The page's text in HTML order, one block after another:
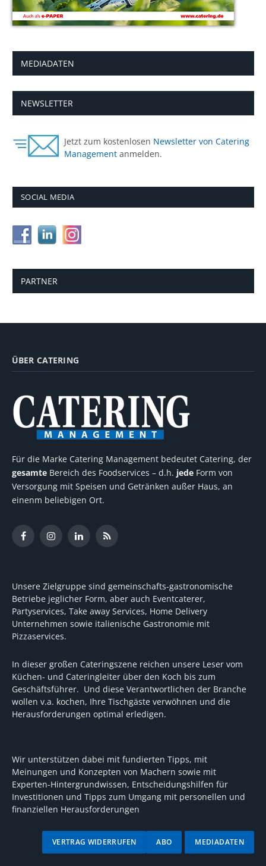
MEDIADATEN
NEWSLETTER
Jetzt zum kostenlosen Newsletter von Catering
Management anmelden.
SOCIAL MEDIA
PARTNER
ÜBER CATERING
Für die Marke Catering Management bedeutet Catering, der
gesamte Bereich des Foodservices – d.h. jede Form von
Versorgung mit Speisen und Getränken außer Haus, an
einenm beliebigen Ort.
FacebookInstagramLinkedInRSS
Unsere Zielgruppe sind gemeinschafts-gastronomische
Betriebe jeglicher Form, aber auch Eventcaterer,
Partyservices, Take away Services, Home Delivery
Unternehmen sowie italienische Gastronomie mit
Pizzaservices.
In dieser großen Cateringszene reichen unsere Leser vom
Küchen- und Cateringleiter über den Koch bis zum
Geschäftsführer. Und diese Verantwortlichen der Branche
wollen v.a. kochen, Ihre Tischgäste verwöhnen und die
Herausforderungen optimal erledigen.
Wir unterstützen dabei mit fundierten Tipps, mit
Meinungen und Konzepten von Machern sowie mit
Experten-Hintergrundwissen, Entscheidungshilfen für
Investitionen und Tipps zum Umgang mit personellen und
finanziellen Herausforderungen
MEDIADATEN
ABO
VERTRAG WIDERRUFEN